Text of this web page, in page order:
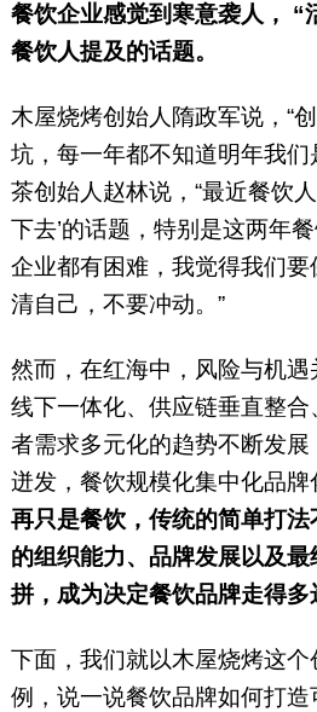
餐饮企业感觉到寒意袭人， “
餐饮人提及的话题。
木屋烧烤创始人隋政军说，“
坑，每一年都不知道明年我们
茶创始人赵林说，“最近餐饮
下去’的话题，特别是这两年
企业都有困难，我觉得我们
清自己，不要冲动。”
然而，在红海中，风险与机
线下一体化、供应链垂直整
者需求多元化的趋势不断发
迸发，餐饮规模化集中化品牌
再只是餐饮，传统的简单打
的组织能力、品牌发展以及
拼，成为决定餐饮品牌走得
下面，我们就以木屋烧烤这
例，说一说餐饮品牌如何打造